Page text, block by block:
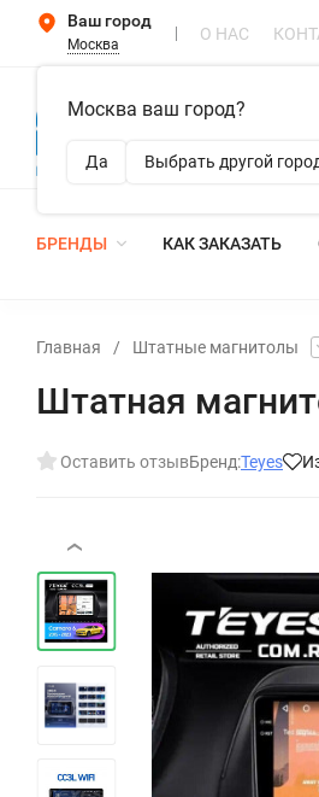
Ваш город
Москва
Москва ваш город?
Да Выбрать другой
О НАС
БРЕНДЫ КАК ЗАКАЗАТЬ
Главная / Штатные магнитолы
Штатная
Оставить отзывБренд:Teyes
‹